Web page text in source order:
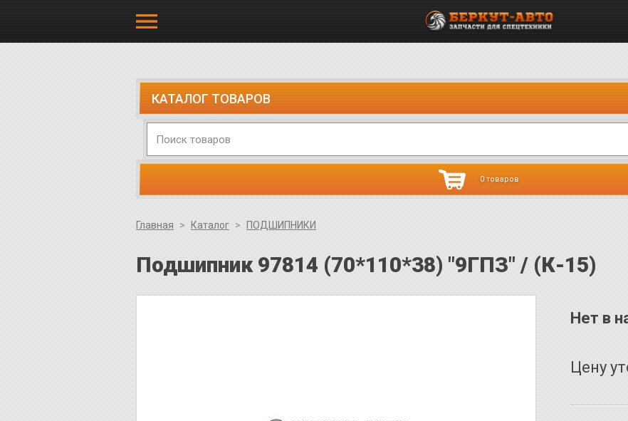
КАТАЛОГ ТОВАРОВ
0 товаров
Главная Каталог ПОДШИПНИКИ
Подшипник 97814 (70*110*38) "9ГПЗ" / (К-15)
Нет в
Цену